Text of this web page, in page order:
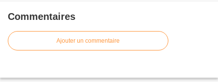
Commentaires
Ajouter un commentaire